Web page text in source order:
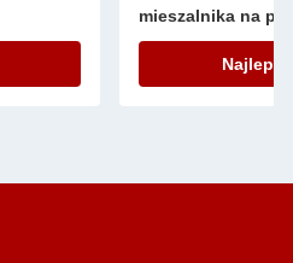
mieszalnika na
ogólnego sprzętu